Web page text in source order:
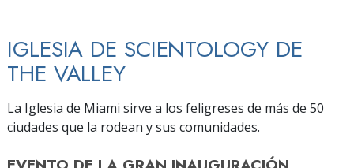
IGLESIA DE SCIENTOLOGY DE
THE VALLEY
La Iglesia de Miami sirve a los feligreses de más de 50
ciudades que la rodean y sus comunidades.